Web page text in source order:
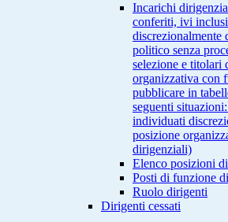
Incarichi
conferiti, ivi
politico senza
selezione e titolari
organizzativa con
pubblicare in
seguenti
individuati
posizione
dirigenziali)
Elenco posizioni
Posti di funzione
Ruolo dirigenti
Dirigenti cessati